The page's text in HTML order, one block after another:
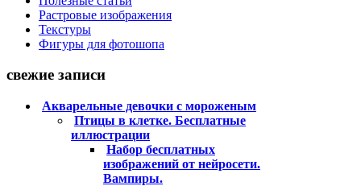
Растровые изображения
Текстуры
Фигуры для фотошопа
свежие записи
Акварельные девочки с мороженым
Птицы в клетке. Бесплатные
иллюстрации
Набор бесплатных
изображений от нейросети.
Вампиры.